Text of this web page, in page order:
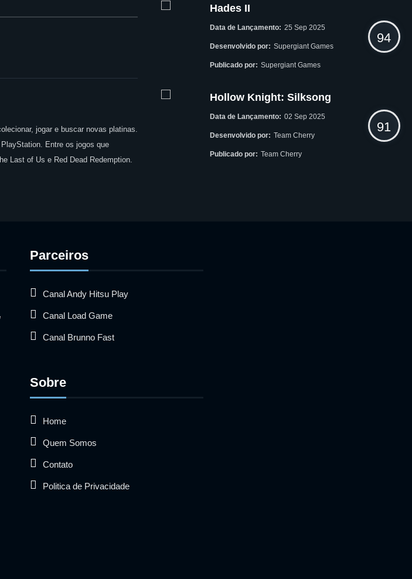
jogar e buscar novas platinas.
Entre os jogos que
Last of Us e Red Dead Redemption.
Hades II
Data de Lançamento: 25 Sep 2025
Desenvolvido por: Supergiant Games
Publicado por: Supergiant Games
94
Hollow Knight: Silksong
Data de Lançamento: 02 Sep 2025
Desenvolvido por: Team Cherry
Publicado por: Team Cherry
91
Parceiros
Canal Andy Hitsu Play
Canal Load Game
Canal Brunno Fast
Sobre
Home
Quem Somos
Contato
Politica de Privacidade